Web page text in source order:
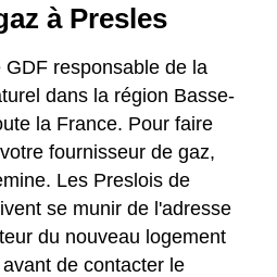
à Presles
responsable de la
dans la région Basse-
la France. Pour faire
fournisseur de gaz,
Les Preslois de
se munir de l'adresse
du nouveau logement
de contacter le